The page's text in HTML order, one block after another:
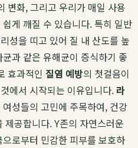
변화, 그리고 우리가 매일 사용
게 깨질 수 있습니다. 특히 일반
성을 띠고 있어 질 내 산도를 높
과 같은 유해균이 증식하기 좋
효과적인 질염 예방의 첫걸음이
에서 시작되는 이유입니다. 라
성들의 고민에 주목하여, 건강
공합니다. Y존의 자연스러운
로부터 민감한 피부를 보호하